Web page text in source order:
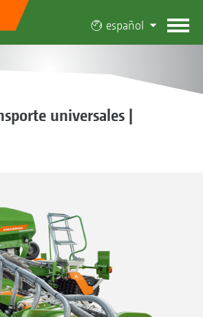
español
universales |